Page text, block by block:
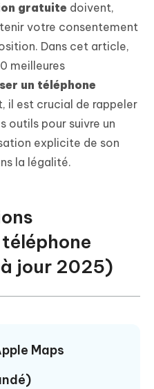
gratuite doivent,
votre consentement
Dans cet article,
meilleures
un téléphone
il est crucial de rappeler
outils pour suivre un
explicite de son
la légalité.
jour 2025)
Maps